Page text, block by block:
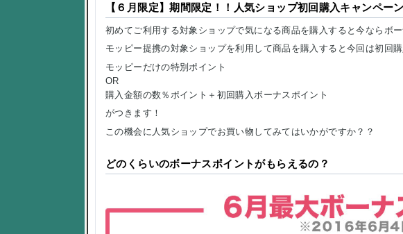
【６月限定】期間限定！！人気ショップ初回購入キャンペーン
初めてご利用する対象ショップで気になる商品を購入すると今ならボ
モッピー提携の対象ショップを利用して商品を購入すると今回は初回
モッピーだけの特別ポイント
OR
購入金額の数％ポイント＋初回購入ボーナスポイント
がつきます！
この機会に人気ショップでお買い物してみてはいかがですか？？
どのくらいのボーナスポイントがもらえるの？